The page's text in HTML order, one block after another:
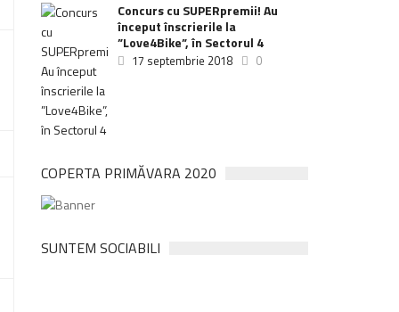
Concurs cu SUPERpremii! Au
început înscrierile la
”Love4Bike”, în Sectorul 4
17 septembrie 2018 0
COPERTA PRIMĂVARA 2020
SUNTEM SOCIABILI